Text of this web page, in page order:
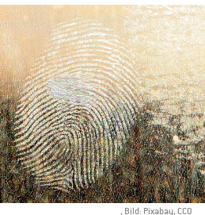
, Bild: Pixabay, CC0